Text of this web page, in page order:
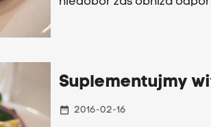
Suplementujmy
date_range 2016-02-16